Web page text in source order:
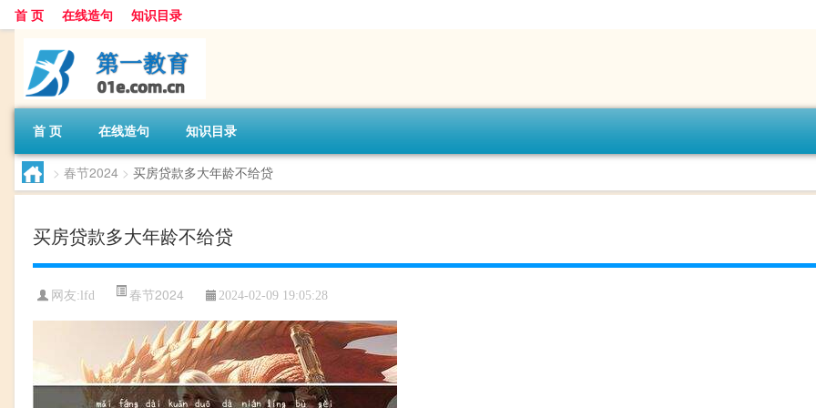
首 页 在线造句 知识目录
首 页 在线造句 知识目录
> 春节2024 > 买房贷款多大年龄不给贷
买房贷款多大年龄不给贷
网友: lfd 春节2024 2024-02-09 19:05:28